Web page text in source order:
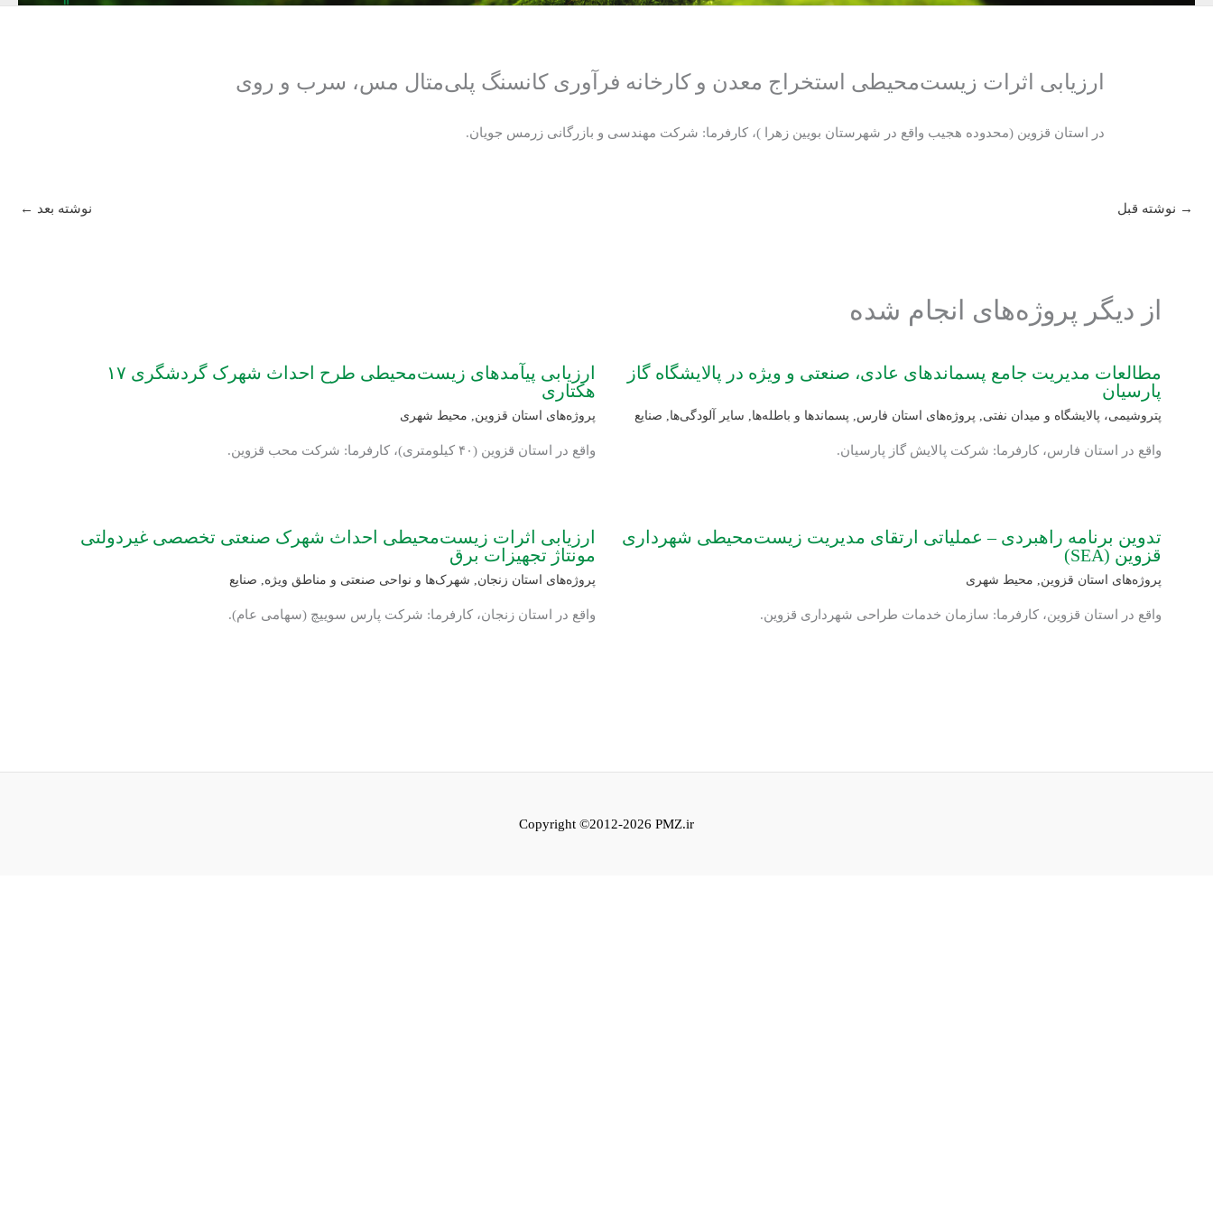
ارزیابی اثرات زیست‌محیطی استخراج معدن و کارخانه فرآوری کانسنگ پلی‌متال مس، سرب و روی
در استان قزوین (محدوده هجیب واقع در شهرستان بویین زهرا )، کارفرما: شرکت مهندسی و بازرگانی زرمس جویان.
→ نوشته قبل نوشته بعد ←
از دیگر پروژه‌های انجام شده
مطالعات مدیریت جامع پسماندهای عادی، صنعتی و ویژه در پالایشگاه گاز
پارسیان
پتروشیمی، پالایشگاه و میدان نفتی, پروژه‌های استان فارس, پسماندها و باطله‌ها, سایر آلودگی‌ها, صنایع
واقع در استان فارس، کارفرما: شرکت پالایش گاز پارسیان.
ارزیابی پی‏آمدهای زیست‌محیطی طرح احداث شهرک گردشگری ۱۷
هکتاری
پروژه‌های استان قزوین, محیط شهری
واقع در استان قزوین (۴۰ کیلومتری)، کارفرما: شرکت محب قزوین.
تدوین برنامه راهبردی – عملیاتی ارتقای مدیریت زیست‌محیطی شهرداری
قزوین (SEA)
پروژه‌های استان قزوین, محیط شهری
واقع در استان قزوین، کارفرما: سازمان خدمات طراحی شهرداری قزوین.
ارزیابی اثرات زیست‌محیطی احداث شهرک صنعتی تخصصی غیردولتی
مونتاژ تجهیزات برق
پروژه‌های استان زنجان, شهرک‌ها و نواحی صنعتی و مناطق ویژه, صنایع
واقع در استان زنجان، کارفرما: شرکت پارس سوییچ (سهامی عام).
Copyright ©2012-2026 PMZ.ir